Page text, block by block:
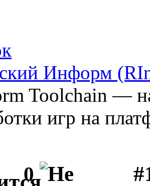
Информ
Toolchain —
игр на
0